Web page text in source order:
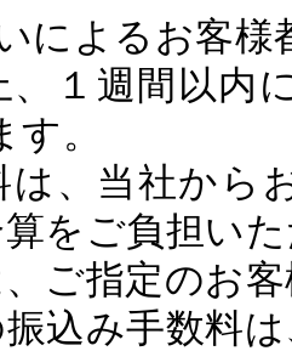
によるお客
、１週間以
。
は、当社か
をご負担い
、ご指定のお
振込み手数料